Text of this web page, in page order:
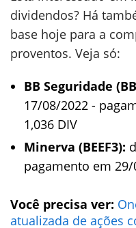
dividendos? Há
base hoje para a
proventos. Veja só:
BB Seguridade
17/08/2022 -
1,036 DIV
Minerva (BEEF3):
pagamento em 29/
Você precisa ver:
atualizada de ações